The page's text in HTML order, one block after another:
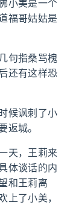
小美是一个
福哥姑姑是
句指桑骂槐
还有这样恐
候讽刺了小
返城。
天，王莉来
体谈话的内
和王莉离
上了小美，